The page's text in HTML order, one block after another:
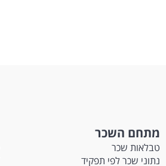
מתחם השכר
טבלאות שכר
נתוני שכר לפי תפקיד